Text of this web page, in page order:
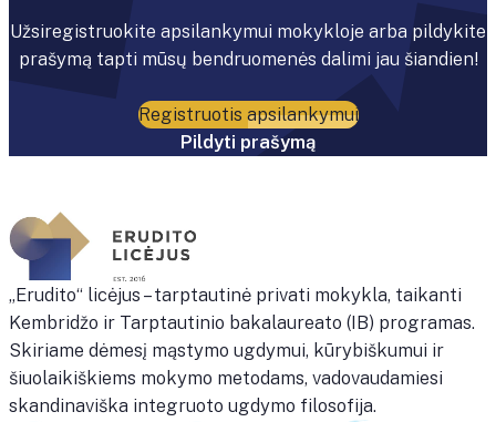
Užsiregistruokite apsilankymui mokykloje arba pildykite
prašymą tapti mūsų bendruomenės dalimi jau šiandien!
Registruotis apsilankymui
Pildyti prašymą
„Erudito“ licėjus – tarptautinė privati mokykla, taikanti
Kembridžo ir Tarptautinio bakalaureato (IB) programas.
Skiriame dėmesį mąstymo ugdymui, kūrybiškumui ir
šiuolaikiškiems mokymo metodams, vadovaudamiesi
skandinaviška integruoto ugdymo filosofija.